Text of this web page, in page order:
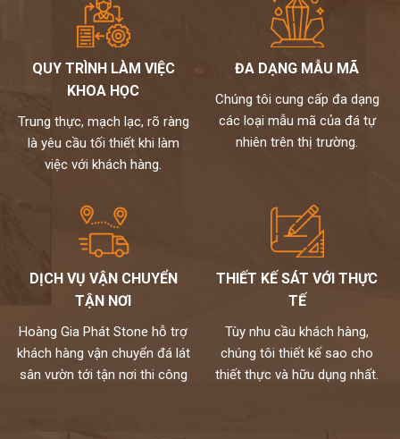
QUY TRÌNH LÀM VIỆC
KHOA HỌC
Trung thực, mạch lạc, rõ ràng
là yêu cầu tối thiết khi làm
việc với khách hàng.
ĐA DẠNG MẪU MÃ
Chúng tôi cung cấp đa dạng
các loại mẫu mã của đá tự
nhiên trên thị trường.
DỊCH VỤ VẬN CHUYỂN
TẬN NƠI
Hoàng Gia Phát Stone hỗ trợ
khách hàng vận chuyển đá lát
sân vườn tới tận nơi thi công
THIẾT KẾ SÁT VỚI THỰC
TẾ
Tùy nhu cầu khách hàng,
chúng tôi thiết kế sao cho
thiết thực và hữu dụng nhất.